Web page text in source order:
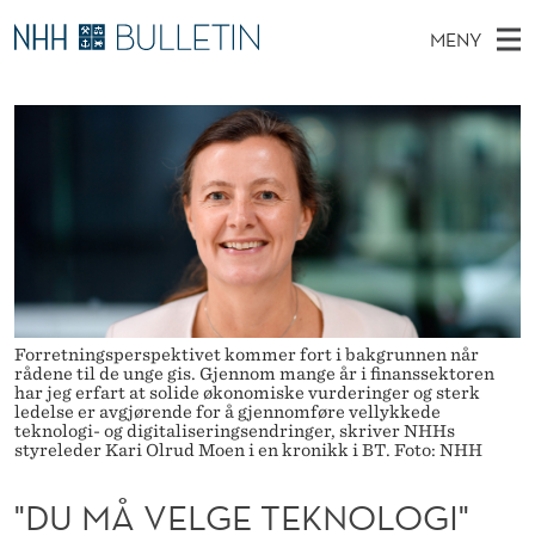
D
U
L
G
E
T
E
MENY
O
N
Y
Ø
T
Stipendiater og nye forskerprofiler
Forretningsperspektivet kommer fort i bakgrunnen når
rådene til de unge gis. Gjennom mange år i finanssektoren
har jeg erfart at solide økonomiske vurderinger og sterk
ledelse er avgjørende for å gjennomføre vellykkede
teknologi- og digitaliseringsendringer, skriver NHHs
styreleder Kari Olrud Moen i en kronikk i BT. Foto: NHH
"DU MÅ VELGE TEKNOLOGI"